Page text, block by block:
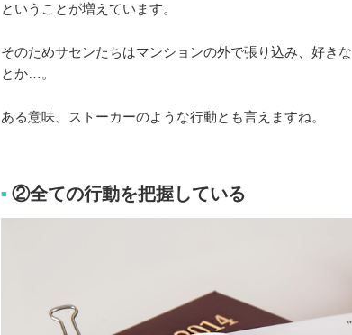
ということが増えています。
そのためサセンたちはマンションの外で張り込み、好き
とか…。
ある意味、ストーカーのような行動とも言えますね。
■ ②全ての行動を把握している